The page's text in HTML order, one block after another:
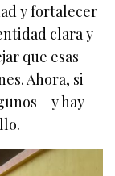
y fortalecer
clara y
que esas
Ahora, si
– y hay